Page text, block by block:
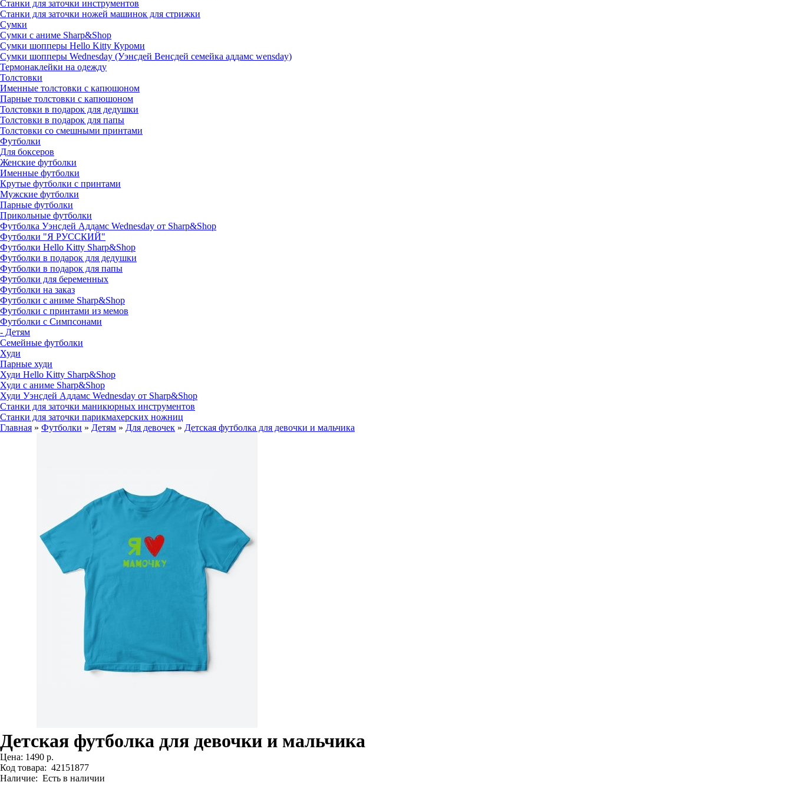
Станки для заточки инструментов
Станки для заточки ножей машинок для стрижки
Сумки
Сумки с аниме Sharp&Shop
Сумки шопперы Hello Kitty Куроми
Сумки шопперы Wednesday (Уэнсдей Венсдей семейка аддамс wensday)
Термонаклейки на одежду
Толстовки
Именные толстовки с капюшоном
Парные толстовки с капюшоном
Толстовки в подарок для дедушки
Толстовки в подарок для папы
Толстовки со смешными принтами
Футболки
Для боксеров
Женские футболки
Именные футболки
Крутые футболки с принтами
Мужские футболки
Парные футболки
Прикольные футболки
Футболка Уэнсдей Аддамс Wednesday от Sharp&Shop
Футболки "Я РУССКИЙ"
Футболки Hello Kitty Sharp&Shop
Футболки в подарок для дедушки
Футболки в подарок для папы
Футболки для беременных
Футболки на заказ
Футболки с аниме Sharp&Shop
Футболки с принтами из мемов
Футболки с Симпсонами
- Детям
Семейные футболки
Худи
Парные худи
Худи Hello Kitty Sharp&Shop
Худи с аниме Sharp&Shop
Худи Уэнсдей Аддамс Wednesday от Sharp&Shop
Станки для заточки маникюрных инструментов
Станки для заточки парикмахерских ножниц
Главная » Футболки » Детям » Для девочек » Детская футболка для девочки и мальчика
Детская футболка для девочки и мальчика
Цена: 1490 р.
Код товара: 42151877
Наличие: Есть в наличии